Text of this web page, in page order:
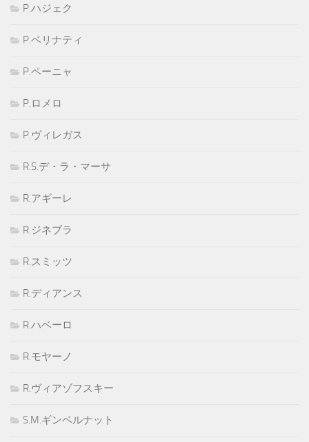
P.ハジェク
P.ベリナティ
P.ペーニャ
P.ロメロ
P.ヴィレガス
R.S.デ・ラ・マーサ
R.アギーレ
R.ジネブラ
R.スミッツ
R.ディアンス
R.ハベーロ
R.モヤーノ
R.ヴィアゾフスキー
S.M.ギンベルナット